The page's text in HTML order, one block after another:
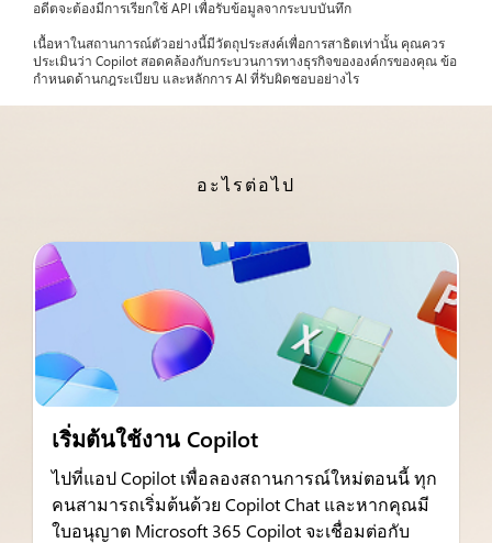
อดีตจะต้องมีการเรียกใช้ API เพื่อรับข้อมูลจากระบบบันทึก
เนื้อหาในสถานการณ์ตัวอย่างนี้มีวัตถุประสงค์เพื่อการสาธิตเท่านั้น คุณควร
ประเมินว่า Copilot สอดคล้องกับกระบวนการทางธุรกิจขององค์กรของคุณ ข้อ
กำหนดด้านกฎระเบียบ และหลักการ AI ที่รับผิดชอบอย่างไร
อะไรต่อไป
เริ่มต้นใช้งาน Copilot
ไปที่แอป Copilot เพื่อลองสถานการณ์ใหม่ตอนนี้ ทุก
คนสามารถเริ่มต้นด้วย Copilot Chat และหากคุณมี
ใบอนุญาต Microsoft 365 Copilot จะเชื่อมต่อกับ